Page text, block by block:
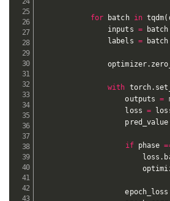
for batch in tqdm(
                inputs
= batch
                labels
= batch
                optimizer
.
with torch.
                    outputs
=
                    loss
=
                    pred_value
if phase
                        loss
.
                    epoch_loss